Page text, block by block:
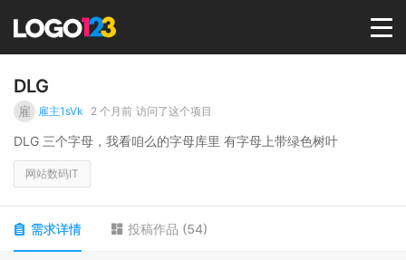
选择套餐→
DLG
雇 雇主1sVk 2 个月前 访问了这个项目
DLG 三个字母，我看咱么的字母库里 有字母上带绿色树叶
网站数码IT
需求详情 投稿作品 (54)